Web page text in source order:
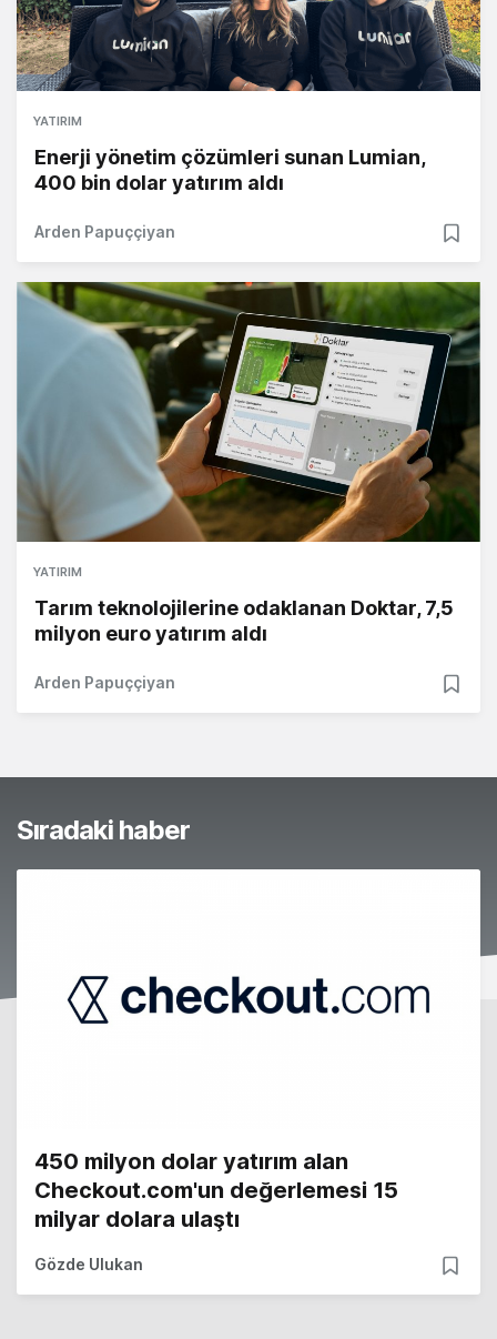
YATIRIM
Enerji yönetim çözümleri sunan Lumian,
400 bin dolar yatırım aldı
Arden Papuççiyan
YATIRIM
Tarım teknolojilerine odaklanan Doktar, 7,5
milyon euro yatırım aldı
Arden Papuççiyan
Sıradaki haber
450 milyon dolar yatırım alan
Checkout.com'un değerlemesi 15
milyar dolara ulaştı
Gözde Ulukan